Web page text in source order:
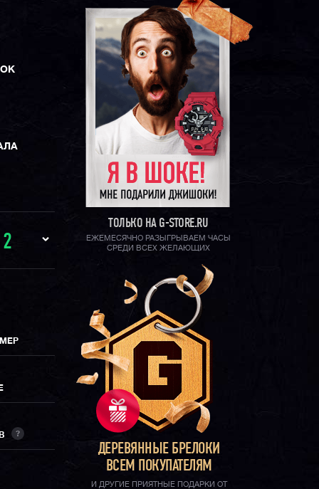
2
?
ТОЛЬКО НА G-STORE.RU
ЕЖЕМЕСЯЧНО РАЗЫГРЫВАЕМ ЧАСЫ
СРЕДИ ВСЕХ ЖЕЛАЮЩИХ
ДЕРЕВЯННЫЕ БРЕЛОКИ
ВСЕМ ПОКУПАТЕЛЯМ
И ДРУГИЕ ПРИЯТНЫЕ ПОДАРКИ ОТ